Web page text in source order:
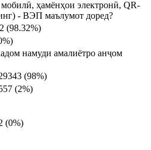
ҳамёнҳои электронӣ, QR-
- ВЭП маълумот доред?
(98.32%)
намуди амалиётро анҷом
(98%)
(2%)
(0%)